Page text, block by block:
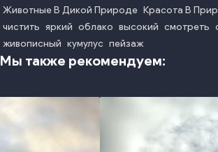
Животные В Дикой Природе Красота В
чистить яркий облако высокий смотреть
живописный кумулус пейзаж
Мы также рекомендуем: